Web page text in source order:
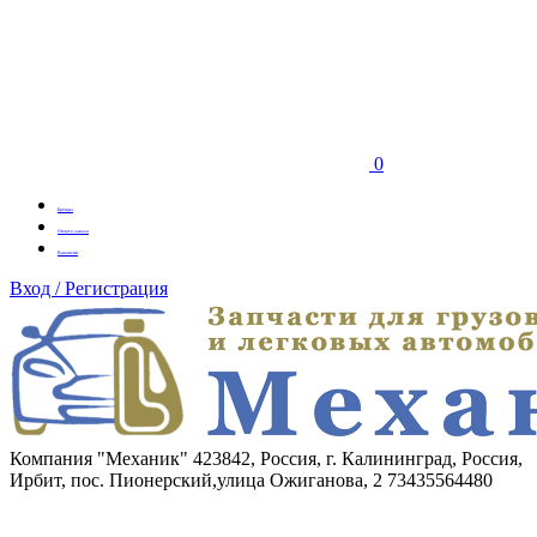
0
Бренды
Оплата заказа
Вакансии
Вход / Регистрация
Компания "Механик" 423842, Россия, г. Калининград, Россия,
Ирбит, пос. Пионерский,улица Ожиганова, 2 73435564480